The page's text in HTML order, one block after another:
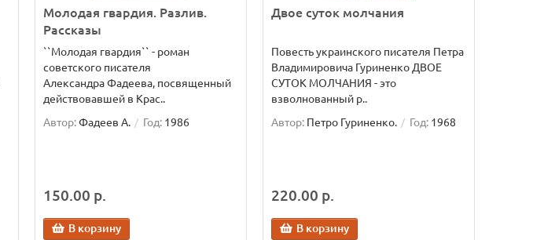
Молодая гвардия. Разлив.
Рассказы
``Молодая гвардия`` - роман
советского писателя
Александра Фадеева, посвященный
действовавшей в Крас..
Автор:Фадеев А. Год: 1986
150.00 р.
В корзину
Двое суток молчания
Повесть украинского писателя Петра
Владимировича Гуриненко ДВОЕ
СУТОК МОЛЧАНИЯ - это
взволнованный р..
Автор: Петро Гуриненко. Год: 1968
220.00 р.
В корзину